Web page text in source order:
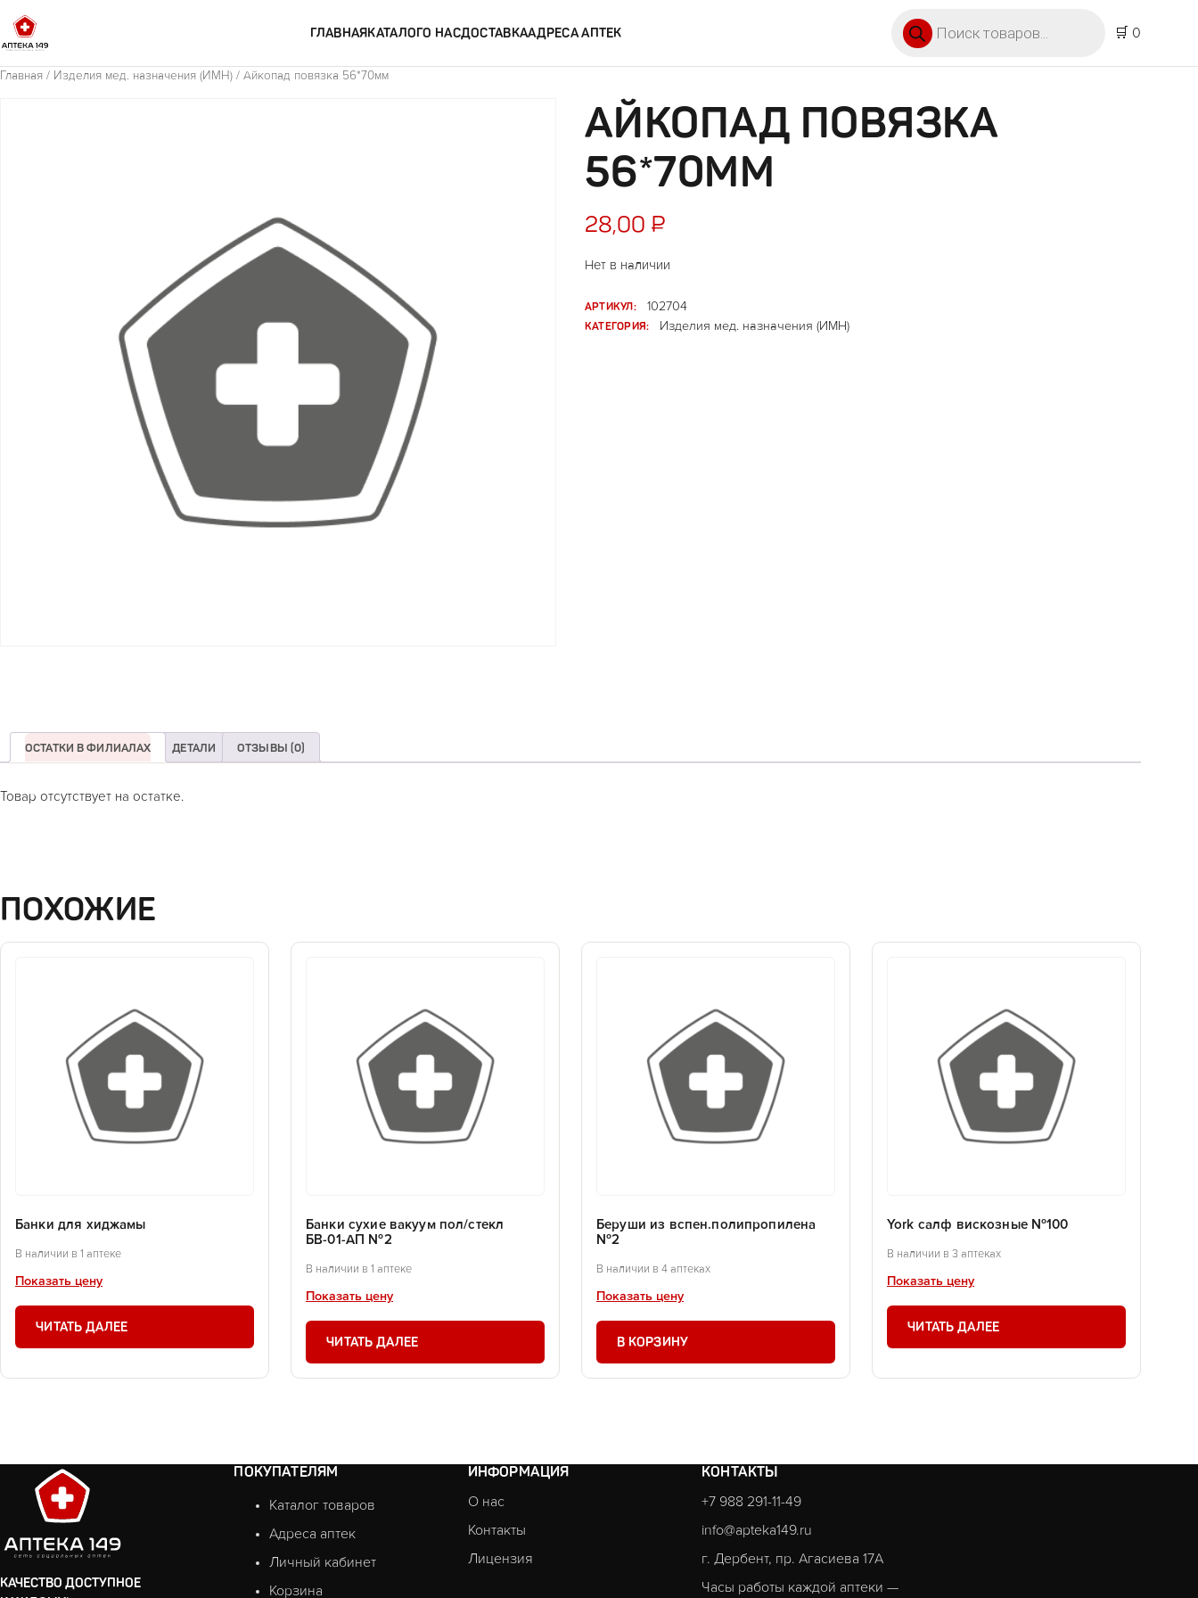
ГЛАВНАЯКАТАЛОГО НАСДОСТАВКААДРЕСА АПТЕК
🛒 0
Главная / Изделия мед. назначения (ИМН) / Айкопад повязка 56*70мм
АЙКОПАД ПОВЯЗКА
56*70ММ
28,00 ₽
Нет в наличии
АРТИКУЛ:
102704
КАТЕГОРИЯ:
Изделия мед. назначения (ИМН)
ОСТАТКИ В ФИЛИАЛАХ ДЕТАЛИ ОТЗЫВЫ (0)
Товар отсутствует на остатке.
ПОХОЖИЕ
Банки для хиджамы
В наличии в 1 аптеке
Показать цену
ЧИТАТЬ ДАЛЕЕ
Банки сухие вакуум пол/стекл
БВ-01-АП №2
В наличии в 1 аптеке
Показать цену
ЧИТАТЬ ДАЛЕЕ
Беруши из вспен.полипропилена
№2
В наличии в 4 аптеках
Показать цену
В КОРЗИНУ
York салф вискозные №100
В наличии в 3 аптеках
Показать цену
ЧИТАТЬ ДАЛЕЕ
КАЧЕСТВО ДОСТУПНОЕ
ПОКУПАТЕЛЯМ
Каталог товаров
Адреса аптек
Личный кабинет
Корзина
ИНФОРМАЦИЯ
О нас
Контакты
Лицензия
КОНТАКТЫ
+7 988 291-11-49
info@apteka149.ru
г. Дербент, пр. Агасиева 17А
Часы работы каждой аптеки —